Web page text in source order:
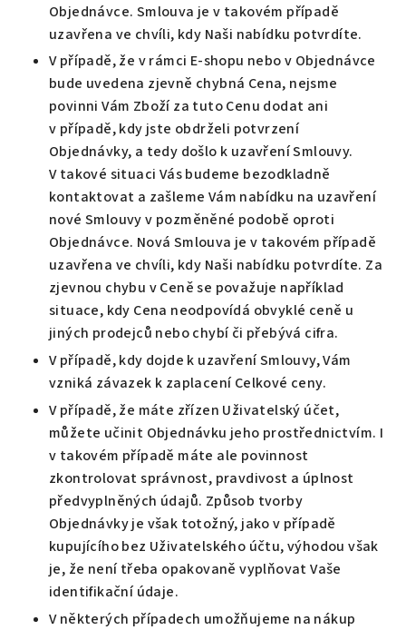
Objednávce. Smlouva je v takovém případě
uzavřena ve chvíli, kdy Naši nabídku potvrdíte.
V případě, že v rámci E-shopu nebo v Objednávce
bude uvedena zjevně chybná Cena, nejsme
povinni Vám Zboží za tuto Cenu dodat ani
v případě, kdy jste obdrželi potvrzení
Objednávky, a tedy došlo k uzavření Smlouvy.
V takové situaci Vás budeme bezodkladně
kontaktovat a zašleme Vám nabídku na uzavření
nové Smlouvy v pozměněné podobě oproti
Objednávce. Nová Smlouva je v takovém případě
uzavřena ve chvíli, kdy Naši nabídku potvrdíte. Za
zjevnou chybu v Ceně se považuje například
situace, kdy Cena neodpovídá obvyklé ceně u
jiných prodejců nebo chybí či přebývá cifra.
V případě, kdy dojde k uzavření Smlouvy, Vám
vzniká závazek k zaplacení Celkové ceny.
V případě, že máte zřízen Uživatelský účet,
můžete učinit Objednávku jeho prostřednictvím. I
v takovém případě máte ale povinnost
zkontrolovat správnost, pravdivost a úplnost
předvyplněných údajů. Způsob tvorby
Objednávky je však totožný, jako v případě
kupujícího bez Uživatelského účtu, výhodou však
je, že není třeba opakovaně vyplňovat Vaše
identifikační údaje.
V některých případech umožňujeme na nákup